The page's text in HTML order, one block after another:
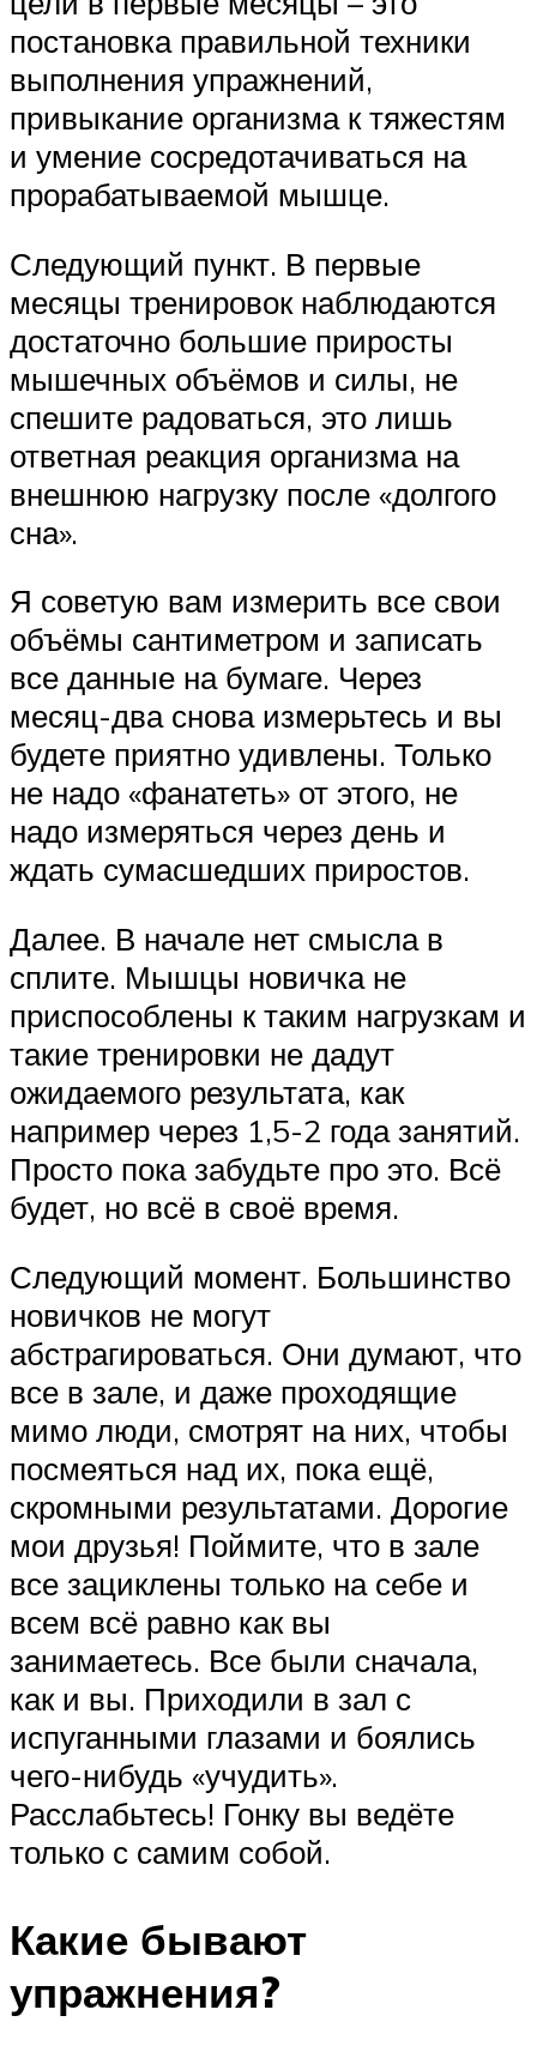
постановка правильной техники
выполнения упражнений,
привыкание организма к тяжестям
и умение сосредотачиваться на
прорабатываемой мышце.
Следующий пункт. В первые
месяцы тренировок наблюдаются
достаточно большие приросты
мышечных объёмов и силы, не
спешите радоваться, это лишь
ответная реакция организма на
внешнюю нагрузку после «долгого
сна».
Я советую вам измерить все свои
объёмы сантиметром и записать
все данные на бумаге. Через
месяц-два снова измерьтесь и вы
будете приятно удивлены. Только
не надо «фанатеть» от этого, не
надо измеряться через день и
ждать сумасшедших приростов.
Далее. В начале нет смысла в
сплите. Мышцы новичка не
приспособлены к таким нагрузкам и
такие тренировки не дадут
ожидаемого результата, как
например через 1,5-2 года занятий.
Просто пока забудьте про это. Всё
будет, но всё в своё время.
Следующий момент. Большинство
новичков не могут
абстрагироваться. Они думают, что
все в зале, и даже проходящие
мимо люди, смотрят на них, чтобы
посмеяться над их, пока ещё,
скромными результатами. Дорогие
мои друзья! Поймите, что в зале
все зациклены только на себе и
всем всё равно как вы
занимаетесь. Все были сначала,
как и вы. Приходили в зал с
испуганными глазами и боялись
чего-нибудь «учудить».
Расслабьтесь! Гонку вы ведёте
только с самим собой.
Какие бывают
упражнения?